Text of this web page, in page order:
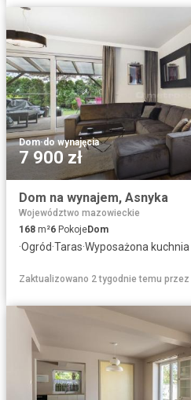
Dom·do wynajęcia
7 900 zł
Dom na wynajem, Asnyka
Województwo mazowieckie
168 m²6 PokojeDom
·Ogród·Taras·Wyposażona kuchnia
Zaktualizowano 2 tygodnie temu przez